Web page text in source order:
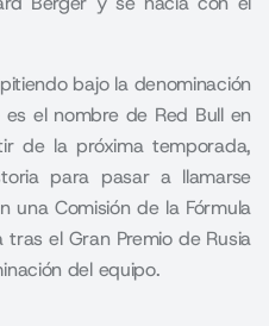
bajo la denominación
el nombre de Red Bull en
de la próxima temporada,
para pasar a llamarse
una Comisión de la Fórmula
el Gran Premio de Rusia
del equipo.